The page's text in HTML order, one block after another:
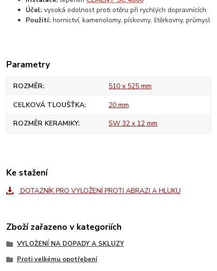
Účel: vysoká odolnost proti otěru při rychlých dopravnících
Použití: hornictví, kamenolomy, pískovny, štěrkovny, průmysl
Parametry
ROZMĚR 510 x 525 mm
CELKOVÁ TLOUŠŤKA 20 mm
ROZMĚR KERAMIKY SW 32 x 12 mm
Ke stažení
DOTAZNÍK PRO VYLOŽENÍ PROTI ABRAZI A HLUKU
Zboží zařazeno v kategoriích
VYLOŽENÍ NA DOPADY A SKLUZY
Proti velkému opotřebení